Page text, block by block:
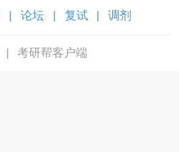
论坛 复试 调剂
考研帮客户端